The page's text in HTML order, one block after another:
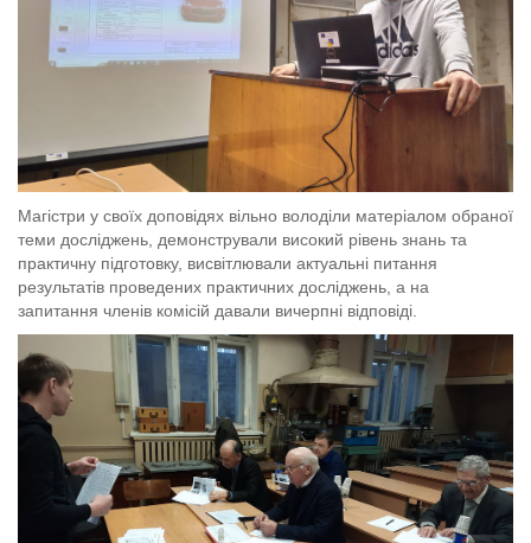
Магістри у своїх доповідях вільно володіли матеріалом обраної
теми досліджень, демонстрували високий рівень знань та
практичну підготовку, висвітлювали актуальні питання
результатів проведених практичних досліджень, а на
запитання членів комісій давали вичерпні відповіді.